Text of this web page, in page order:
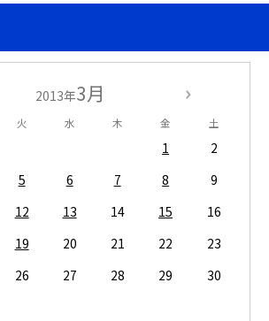
2013年3月
火 水 木 金 土
1
2
5 6 7 8
9
12 13 14 15
16
19 20 21 22
23
26 27 28 29
30